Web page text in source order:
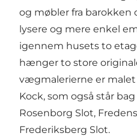
og møbler fra barokken
lysere og mere enkel
igennem husets to
hænger to store
vægmalerierne er
Kock, som også står
Rosenborg Slot,
Frederiksberg Slot.